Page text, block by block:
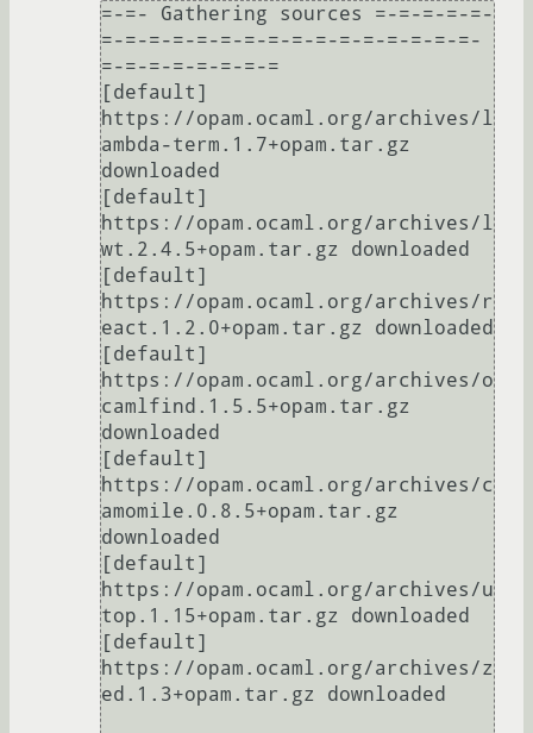
=-=- Gathering sources =-=-=-=-=-
=-=-=-=-=-=-=-=-=-=-=-=-=-=-=-=-
=-=-=-=-=-=-=-=
[default]
https://opam.ocaml.org/archives/l
ambda-term.1.7+opam.tar.gz
downloaded
[default]
https://opam.ocaml.org/archives/l
wt.2.4.5+opam.tar.gz downloaded
[default]
https://opam.ocaml.org/archives/r
eact.1.2.0+opam.tar.gz downloaded
[default]
https://opam.ocaml.org/archives/o
camlfind.1.5.5+opam.tar.gz
downloaded
[default]
https://opam.ocaml.org/archives/c
amomile.0.8.5+opam.tar.gz
downloaded
[default]
https://opam.ocaml.org/archives/u
top.1.15+opam.tar.gz downloaded
[default]
https://opam.ocaml.org/archives/z
ed.1.3+opam.tar.gz downloaded